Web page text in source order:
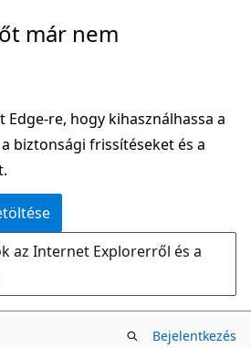
már nem
re, hogy kihasználhassa a
biztonsági frissítéseket és a
az Internet Explorerről és a
Bejelentkezés